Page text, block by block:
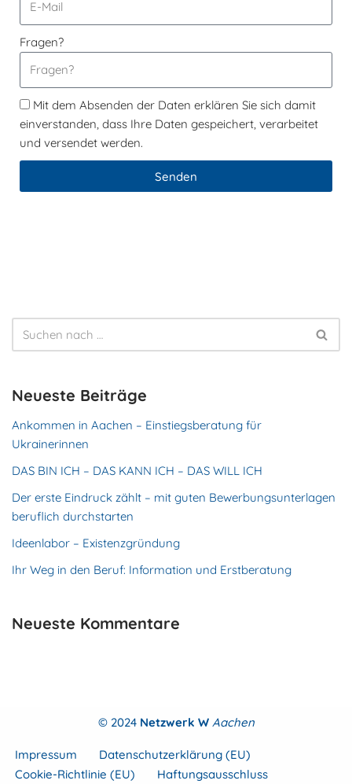
Fragen?
Mit dem Absenden der Daten erklären Sie sich damit
einverstanden, dass Ihre Daten gespeichert, verarbeitet
und versendet werden.
Senden
Neueste Beiträge
Ankommen in Aachen – Einstiegsberatung für
Ukrainerinnen
DAS BIN ICH – DAS KANN ICH – DAS WILL ICH
Der erste Eindruck zählt – mit guten Bewerbungsunterlagen
beruflich durchstarten
Ideenlabor – Existenzgründung
Ihr Weg in den Beruf: Information und Erstberatung
Neueste Kommentare
© 2024 Netzwerk W Aachen
Impressum
Datenschutzerklärung (EU)
Cookie-Richtlinie (EU)
Haftungsausschluss